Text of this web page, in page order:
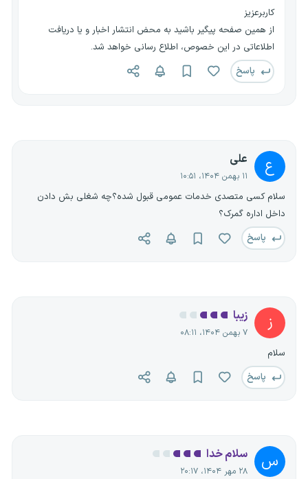
کاربرعزیز
از همین صفحه پیگیر باشید به محض انتشار اخبار و یا دریافت
اطلاعاتی در این خصوص، اطلاع رسانی خواهد شد.
پاسخ
ع علی
۱۱ بهمن ۱۴۰۴، ۱۰:۵۱
سلام کسی متصدی خدمات عمومی قبول شده؟چه شغلی بش دادن
داخل اداره گمرک؟
پاسخ
ز زیبا
۷ بهمن ۱۴۰۴، ۰۸:۱۱
سلام
پاسخ
س سلام خدا
۲۸ مهر ۱۴۰۴، ۲۰:۱۷